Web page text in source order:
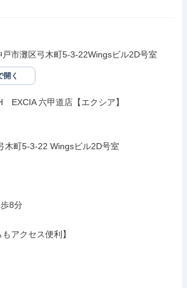
市灘区弓木町5-3-22Wingsビル2D号室
開く
EXCIA 六甲道店【エクシア】
木町5-3-22 Wingsビル2D号室
8分
アクセス便利】